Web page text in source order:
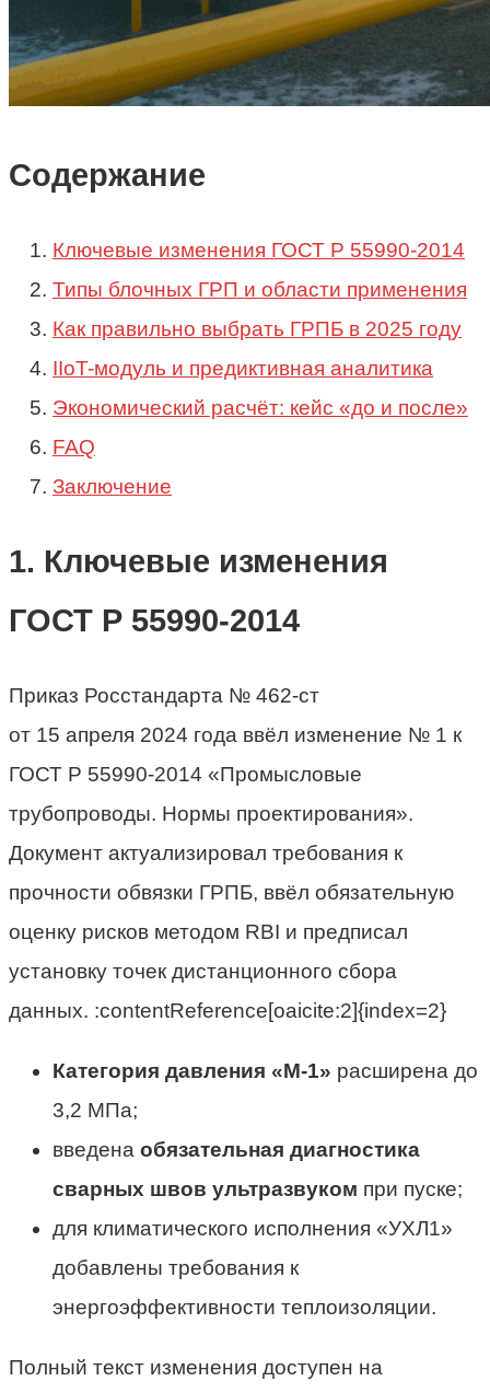
Содержание
Ключевые изменения ГОСТ Р 55990-2014
Типы блочных ГРП и области применения
Как правильно выбрать ГРПБ в 2025 году
IIoT-модуль и предиктивная аналитика
Экономический расчёт: кейс «до и после»
FAQ
Заключение
1. Ключевые изменения
ГОСТ Р 55990-2014
Приказ Росстандарта № 462-ст
от 15 апреля 2024 года ввёл изменение № 1 к
ГОСТ Р 55990-2014 «Промысловые
трубопроводы. Нормы проектирования».
Документ актуализировал требования к
прочности обвязки ГРПБ, ввёл обязательную
оценку рисков методом RBI и предписал
установку точек дистанционного сбора
данных. :contentReference[oaicite:2]{index=2}
Категория давления «М-1» расширена до
3,2 МПа;
введена обязательная диагностика
сварных швов ультразвуком при пуске;
для климатического исполнения «УХЛ1»
добавлены требования к
энергоэффективности теплоизоляции.
Полный текст изменения доступен на